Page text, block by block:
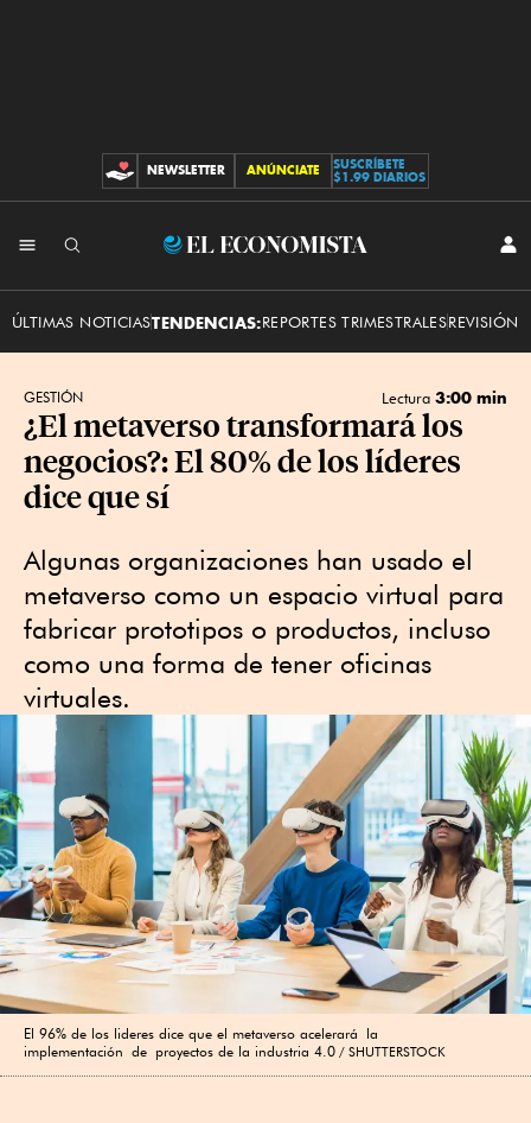
CONTRIBUCIONES
NEWSLETTER ANÚNCIATE
SUSCRÍBETE
$1.99 DIARIOS
El
ÚLTIMAS NOTICIASTENDENCIAS:REPORTES TRIMESTRALESREVISIÓN
GESTIÓN Lectura 3:00 min
¿El metaverso transformará los
negocios?: El 80% de los líderes
dice que sí
Algunas organizaciones han usado el
metaverso como un espacio virtual para
fabricar prototipos o productos, incluso
como una forma de tener oficinas
virtuales.
El 96% de los lideres dice que el metaverso acelerará la
implementación de proyectos de la industria 4.0
SHUTTERSTOCK